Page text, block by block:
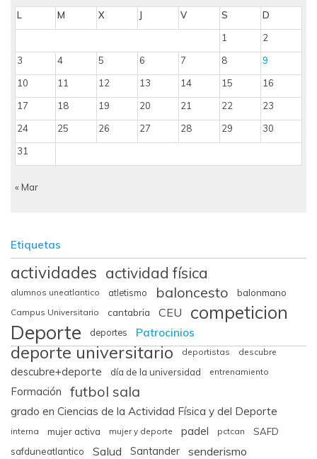
L
M X J V S
D
1
2
3
4 5 6 7 8
9
10
11 12 13 14 15
16
17
18 19 20 21 22
23
24
25 26 27 28 29
30
31
« Mar
Etiquetas
actividades actividad física
alumnos uneatlantico atletismo baloncesto balonmano
Campus Universitario cantabria CEU competicion
Deporte deportes
deporte universitario deportistas descubre
descubre+deporte día de la universidad entrenamiento
Formación futbol sala
grado en Ciencias de la Actividad Física y del Deporte
interna mujer activa mujer y deporte padel pctcan
SAFD
safduneatlantico
Salud Santander senderismo
Patrocinios